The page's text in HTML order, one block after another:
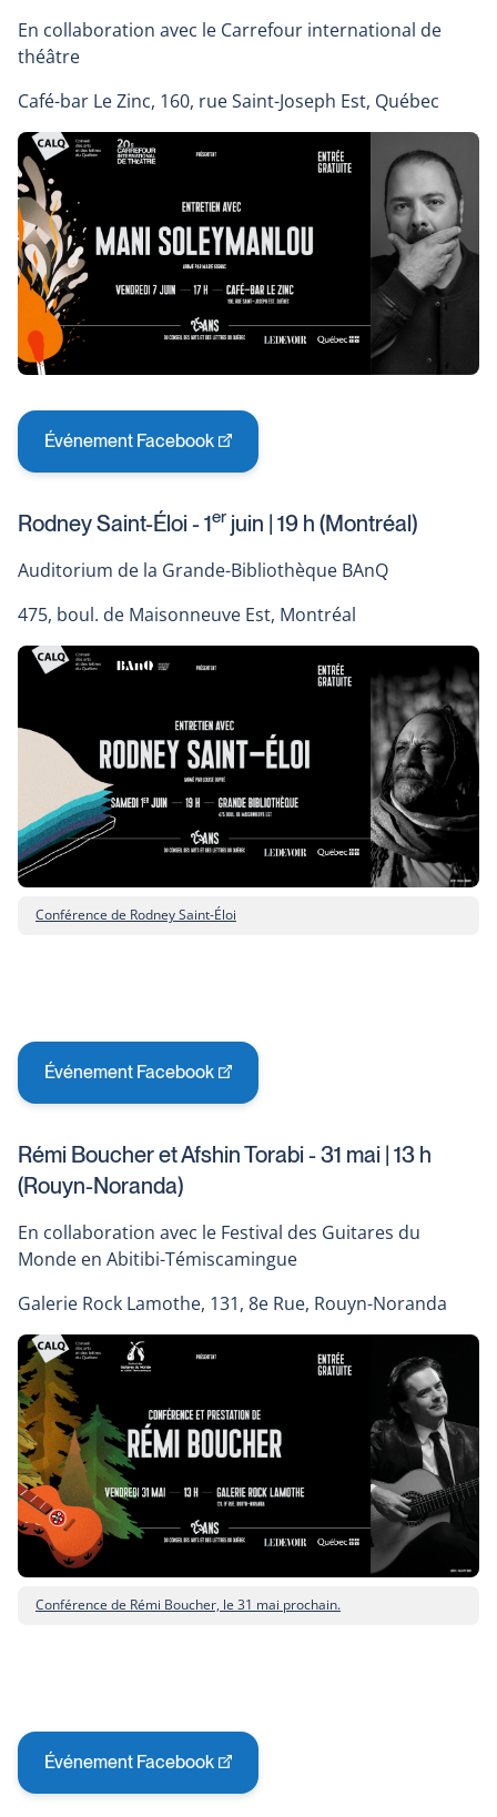
new
window
En collaboration avec le Carrefour international de
théâtre
Café-bar Le Zinc, 160, rue Saint-Joseph Est, Québec
Événement Facebook
This
link
open
in
new
Rodney Saint-Éloi - 1er juin | 19 h (Montréal)
Auditorium de la Grande-Bibliothèque BAnQ
475, boul. de Maisonneuve Est, Montréal
Conférence de Rodney Saint-Éloi
Événement Facebook
This
link
open
in
new
window
Rémi Boucher et Afshin Torabi - 31 mai | 13 h
(Rouyn-Noranda)
En collaboration avec le Festival des Guitares du
Monde en Abitibi-Témiscamingue
Galerie Rock Lamothe, 131, 8e Rue, Rouyn-Noranda
Conférence de Rémi Boucher, le 31 mai prochain.
Événement Facebook
This
link